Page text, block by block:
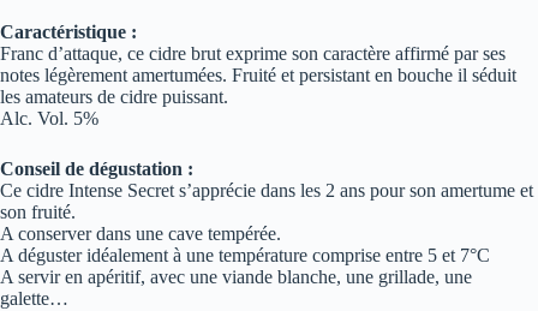
Caractéristique :
Franc d’attaque, ce cidre brut exprime son caractère affirmé par ses
notes légèrement amertumées. Fruité et persistant en bouche il séduit
les amateurs de cidre puissant.
Alc. Vol. 5%
Conseil de dégustation :
Ce cidre Intense Secret s’apprécie dans les 2 ans pour son amertume et
son fruité.
A conserver dans une cave tempérée.
A déguster idéalement à une température comprise entre 5 et 7°C
A servir en apéritif, avec une viande blanche, une grillade, une
galette…